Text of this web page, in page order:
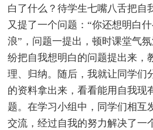
白了什么？待学生七嘴八舌把自
又提了一个问题：“你还想明白
浪”，问题一提出，顿时课堂气
纷把自我想明白的问题提出来，
理、归纳。随后，我就让同学们
的资料拿出来，看看能用自我现
题。在学习小组中，同学们相互
交流，经过自我的努力解决了一